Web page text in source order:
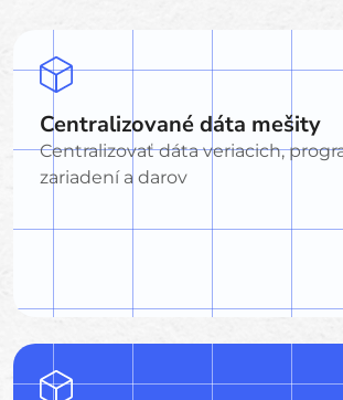
Centralizované dáta mešity
Centralizovať dáta veriacich,
zariadení a darov